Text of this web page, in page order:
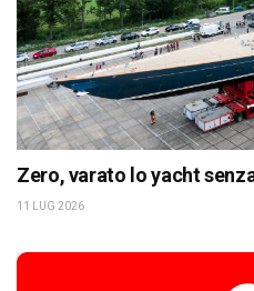
Zero, varato lo yacht
11 LUG 2026